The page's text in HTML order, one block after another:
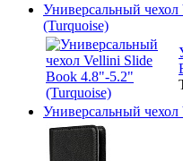
Универсальный
(Turquoise)
Универсальный